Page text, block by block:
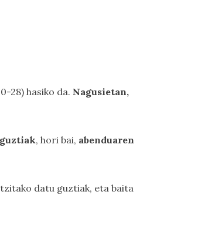
28) hasiko da. Nagusietan,
, hori bai, abenduaren
datu guztiak, eta baita